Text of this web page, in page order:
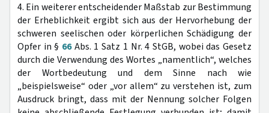
4. Ein weiterer entscheidender Maßstab zur Bestimmung
der Erheblichkeit ergibt sich aus der Hervorhebung der
schweren seelischen oder körperlichen Schädigung der
Opfer in § 66Abs. 1 Satz 1 Nr. 4 StGB, wobei das Gesetz
durch die Verwendung des Wortes „namentlich“, welches
der Wortbedeutung und dem Sinne nach wie
„beispielsweise“ oder „vor allem“ zu verstehen ist, zum
Ausdruck bringt, dass mit der Nennung solcher Folgen